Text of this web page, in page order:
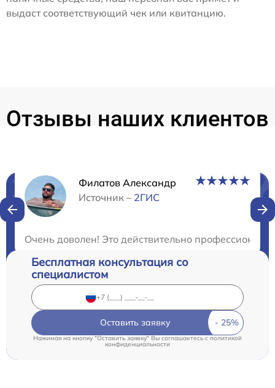
выдаст соответствующий чек или квитанцию.
Отзывы наших клиентов
Филатов Александр
Источник – 2ГИС
Очень доволен! Это действительно
Нужна консультация?
Бесплатная консультация со
специалистом
Оставить заявку
Нажимая на кнопку "Оставить заявку" Вы соглашаетесь cполитикой
конфиденциальности